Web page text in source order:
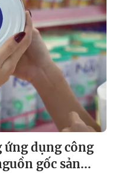
ứng dụng công
gốc sản...